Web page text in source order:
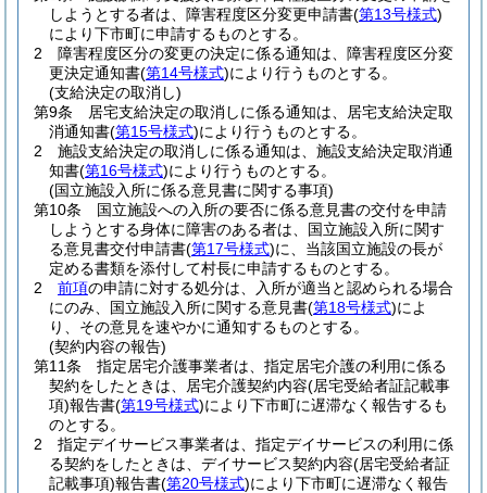
しようとする者は、障害程度区分変更申請書(第13号様式)
により下市町に申請するものとする。
2
障害程度区分の変更の決定に係る通知は、障害程度区分変
更決定通知書(第14号様式)により行うものとする。
(支給決定の取消し)
第9条
居宅支給決定の取消しに係る通知は、居宅支給決定取
消通知書(第15号様式)により行うものとする。
2
施設支給決定の取消しに係る通知は、施設支給決定取消通
知書(第16号様式)により行うものとする。
(国立施設入所に係る意見書に関する事項)
第10条
国立施設への入所の要否に係る意見書の交付を申請
しようとする身体に障害のある者は、国立施設入所に関す
る意見書交付申請書(第17号様式)に、当該国立施設の長が
定める書類を添付して村長に申請するものとする。
2
前項の申請に対する処分は、入所が適当と認められる場合
にのみ、国立施設入所に関する意見書(第18号様式)によ
り、その意見を速やかに通知するものとする。
(契約内容の報告)
第11条
指定居宅介護事業者は、指定居宅介護の利用に係る
契約をしたときは、居宅介護契約内容(居宅受給者証記載事
項)報告書(第19号様式)により下市町に遅滞なく報告するも
のとする。
2
指定デイサービス事業者は、指定デイサービスの利用に係
る契約をしたときは、デイサービス契約内容(居宅受給者証
記載事項)報告書(第20号様式)により下市町に遅滞なく報告